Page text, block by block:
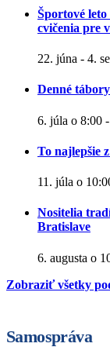
Športové
cvičenia pre
22. júna - 4.
Denné
6. júla o 8:00 -
To najlepšie
11. júla o
Nositelia
Bratislave
6. augusta o
Zobraziť všetky
Samospráva